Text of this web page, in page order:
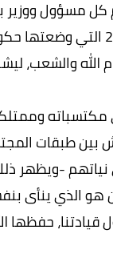
مسؤول ووزير
المجالات، وتحقيق رؤية
والشعب،
بين طبقات
نياتهم -
هو الذي ينأى
قيادتنا،